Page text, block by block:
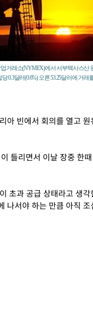
거래소(NYMEX)에서 서부텍사스산
0.3달러(0.6%) 오른 53.25달러에 거래
아 빈에서 회의를 열고 원
들리면서 이날 장중 한
초과 공급 상태라고 생각
나서야 하는 만큼 아직 조